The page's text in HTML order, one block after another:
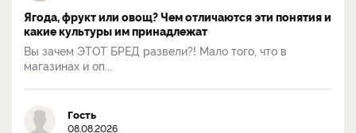
Ягода, фрукт или овощ? Чем отличаются эти понятия и
какие культуры им принадлежат
Вы зачем ЭТОТ БРЕД развели?! Мало того, что в
магазинах и оп...
Гость
08.08.2026